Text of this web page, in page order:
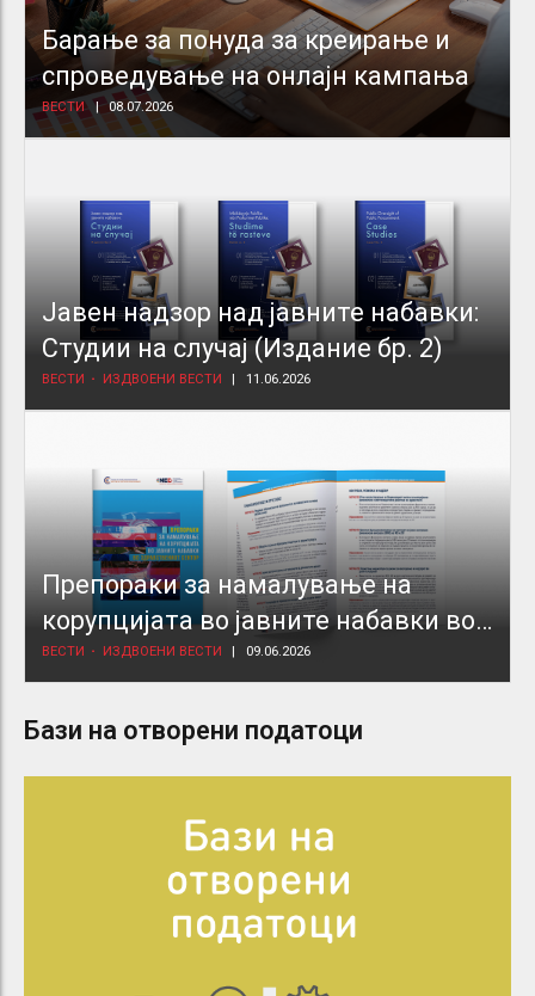
Барање за понуда за креирање и
спроведување на онлајн кампања
ВЕСТИ 08.07.2026
Јавен надзор над јавните набавки:
Студии на случај (Издание бр. 2)
ВЕСТИ ИЗДВОЕНИ ВЕСТИ 11.06.2026
Препораки за намалување на
корупцијата во јавните набавки во
здравствениот сектор
ВЕСТИ ИЗДВОЕНИ ВЕСТИ 09.06.2026
Бази на отворени податоци